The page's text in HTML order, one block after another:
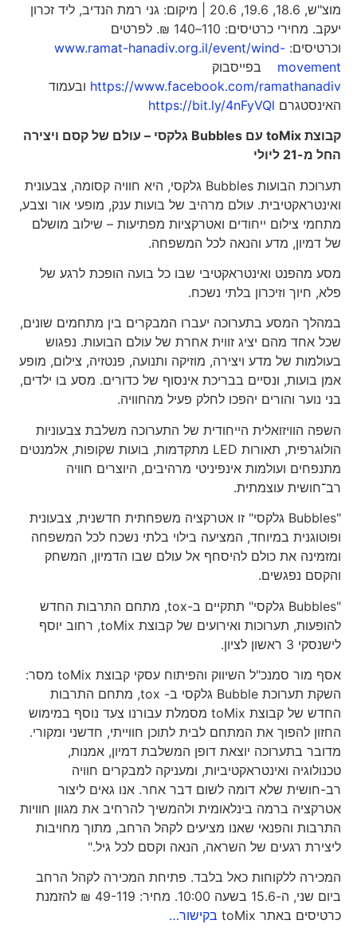
מוצ"ש, 18.6, 19.6, 20.6 | מיקום: גני רמת הנדיב, ליד זכרון
יעקב. מחירי כרטיסים: 110–140 ₪. לפרטים
וכרטיסים:www.ramat-hanadiv.org.il/event/wind-
movementבפייסבוק
https://www.facebook.com/ramathanadivובעמוד
האינסטגרםhttps://bit.ly/4nFyVQl
קבוצתtoMixעםBubblesגלקסי – עולם של קסם ויצירה
החל מ-21 ליולי
תערוכת הבועות Bubbles גלקסי, היא חוויה קסומה, צבעונית
ואינטראקטיבית. עולם מרהיב של בועות ענק, מופעי אור וצבע,
מתחמי צילום ייחודים ואטרקציות מפתיעות – שילוב מושלם
של דמיון, מדע והנאה לכל המשפחה.
מסע מהפנט ואינטראקטיבי שבו כל בועה הופכת לרגע של
פלא, חיוך וזיכרון בלתי נשכח.
במהלך המסע בתערוכה יעברו המבקרים בין מתחמים שונים,
שכל אחד מהם יציג זווית אחרת של עולם הבועות. נפגוש
בעולמות של מדע ויצירה, מוזיקה ותנועה, פנטזיה, צילום, מופע
אמן בועות, ונסיים בבריכת אינסוף של כדורים. מסע בו ילדים,
בני נוער והורים יהפכו לחלק פעיל מהחוויה.
השפה הוויזואלית הייחודית של התערוכה משלבת צבעוניות
הולוגרפית, תאורות LED מתקדמות, בועות שקופות, אלמנטים
מתנפחים ועולמות אינפיניטי מרהיבים, היוצרים חוויה
רב־חושית עוצמתית.
"Bubbles גלקסי" זו אטרקציה משפחתית חדשנית, צבעונית
ופוטוגנית במיוחד, המציעה בילוי בלתי נשכח לכל המשפחה
ומזמינה את כולם להיסחף אל עולם שבו הדמיון, המשחק
והקסם נפגשים.
"Bubbles גלקסי" תתקיים ב-tox, מתחם התרבות החדש
להופעות, תערוכות ואירועים של קבוצת toMix, רחוב יוסף
לישנסקי 3 ראשון לציון.
אסף מור סמנכ"ל השיווק והפיתוח עסקי קבוצת toMix מסר:
השקת תערוכת Bubble גלקסי ב- tox, מתחם התרבות
החדש של קבוצת toMix מסמלת עבורנו צעד נוסף במימוש
החזון להפוך את המתחם לבית לתוכן חווייתי, חדשני ומקורי.
מדובר בתערוכה יוצאת דופן המשלבת דמיון, אמנות,
טכנולוגיה ואינטראקטיביות, ומעניקה למבקרים חוויה
רב-חושית שלא דומה לשום דבר אחר. אנו גאים ליצור
אטרקציה ברמה בינלאומית ולהמשיך להרחיב את מגוון חוויות
התרבות והפנאי שאנו מציעים לקהל הרחב, מתוך מחויבות
ליצירת רגעים של השראה, הנאה וקסם לכל גיל."
המכירה ללקוחות כאל בלבד. פתיחת המכירה לקהל הרחב
ביום שני, ה-15.6 בשעה 10:00. מחיר: 49-119 ₪ להזמנת
כרטיסים באתר toMix
בקישור…